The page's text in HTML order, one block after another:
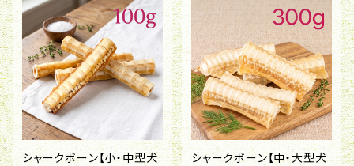
シャークボーン【小・中型犬
シャークボーン【中・大型犬